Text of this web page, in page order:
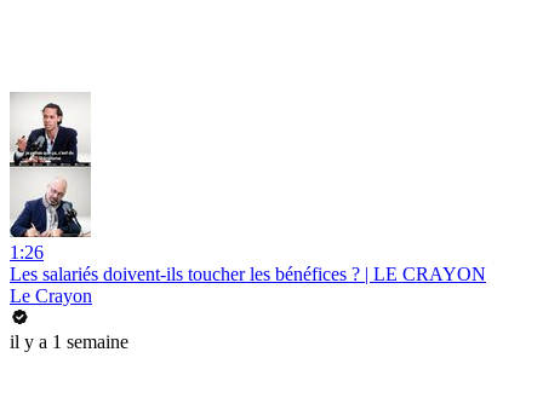
1:26
Les salariés doivent-ils toucher les bénéfices ? | LE CRAYON
Le Crayon
il y a 1 semaine